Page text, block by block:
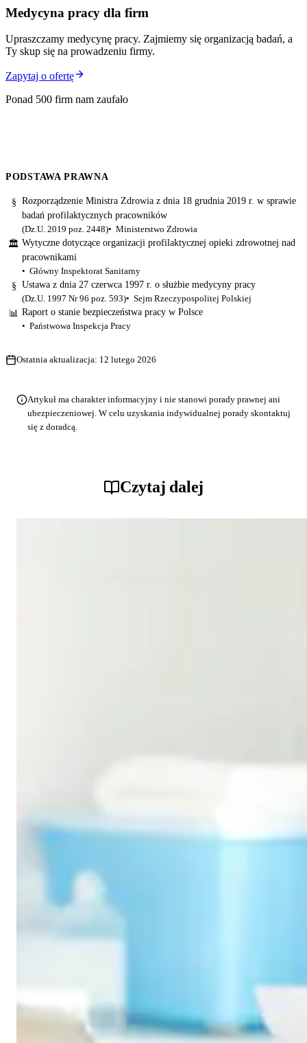
Medycyna pracy dla firm
Upraszczamy medycynę pracy. Zajmiemy się organizacją badań, a
Ty skup się na prowadzeniu firmy.
Zapytaj o ofertę
Ponad 500 firm nam zaufało
PODSTAWA PRAWNA
§ Rozporządzenie Ministra Zdrowia z dnia 18 grudnia 2019 r. w sprawie
badań profilaktycznych pracowników
(Dz.U. 2019 poz. 2448)
Ministerstwo Zdrowia
🏛 Wytyczne dotyczące organizacji profilaktycznej opieki zdrowotnej nad
pracownikami
Główny Inspektorat Sanitarny
§ Ustawa z dnia 27 czerwca 1997 r. o służbie medycyny pracy
(Dz.U. 1997 Nr 96 poz. 593)
Sejm Rzeczypospolitej Polskiej
📊 Raport o stanie bezpieczeństwa pracy w Polsce
Państwowa Inspekcja Pracy
Ostatnia aktualizacja: 12 lutego 2026
Artykuł ma charakter informacyjny i nie stanowi porady prawnej ani
ubezpieczeniowej. W celu uzyskania indywidualnej porady skontaktuj
się z doradcą.
Czytaj dalej